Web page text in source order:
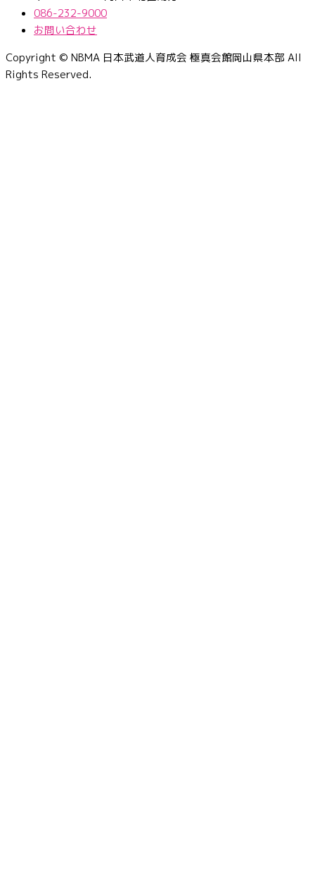
086-232-9000
お問い合わせ
Copyright © NBMA 日本武道人育成会 極真会館岡山県本部 All
Rights Reserved.